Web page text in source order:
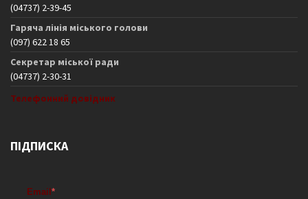
(04737) 2-39-45
Гаряча лінія міського голови
(097) 622 18 65
Секретар міської ради
(04737) 2-30-31
Телефонний довідник
ПІДПИСКА
Email*